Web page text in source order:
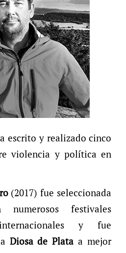
escrito y realizado cinco
violencia y política en
(2017) fue seleccionada
festivales
y fue
Diosa de Plata a mejor